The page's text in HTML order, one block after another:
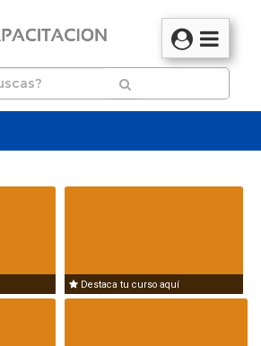
Destaca tu curso aquí